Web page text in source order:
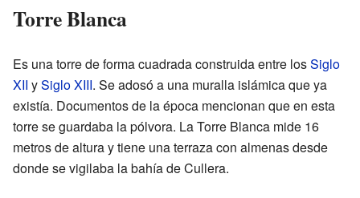
Torre Blanca
Es una torre de forma cuadrada construida entre losSiglo
XII ySiglo XIII. Se adosó a una muralla islámica que ya
existía. Documentos de la época mencionan que en esta
torre se guardaba la pólvora. La Torre Blanca mide 16
metros de altura y tiene una terraza con almenas desde
donde se vigilaba la bahía de Cullera.